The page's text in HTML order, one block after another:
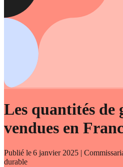
Les quantités de
vendues en
Publié le6 janvier 2025 |
durable